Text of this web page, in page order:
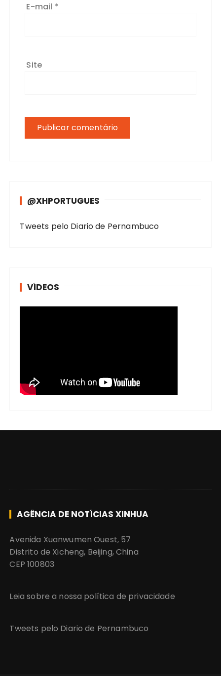
E-mail *
Site
@XHPORTUGUES
Tweets pelo Diario de Pernambuco
VÍDEOS
AGÊNCIA DE NOTÍCIAS XINHUA
Avenida Xuanwumen Ouest, 57
Distrito de Xicheng, Beijing, China
CEP 100803
Leia sobre a nossa política de privacidade
Tweets pelo Diario de Pernambuco